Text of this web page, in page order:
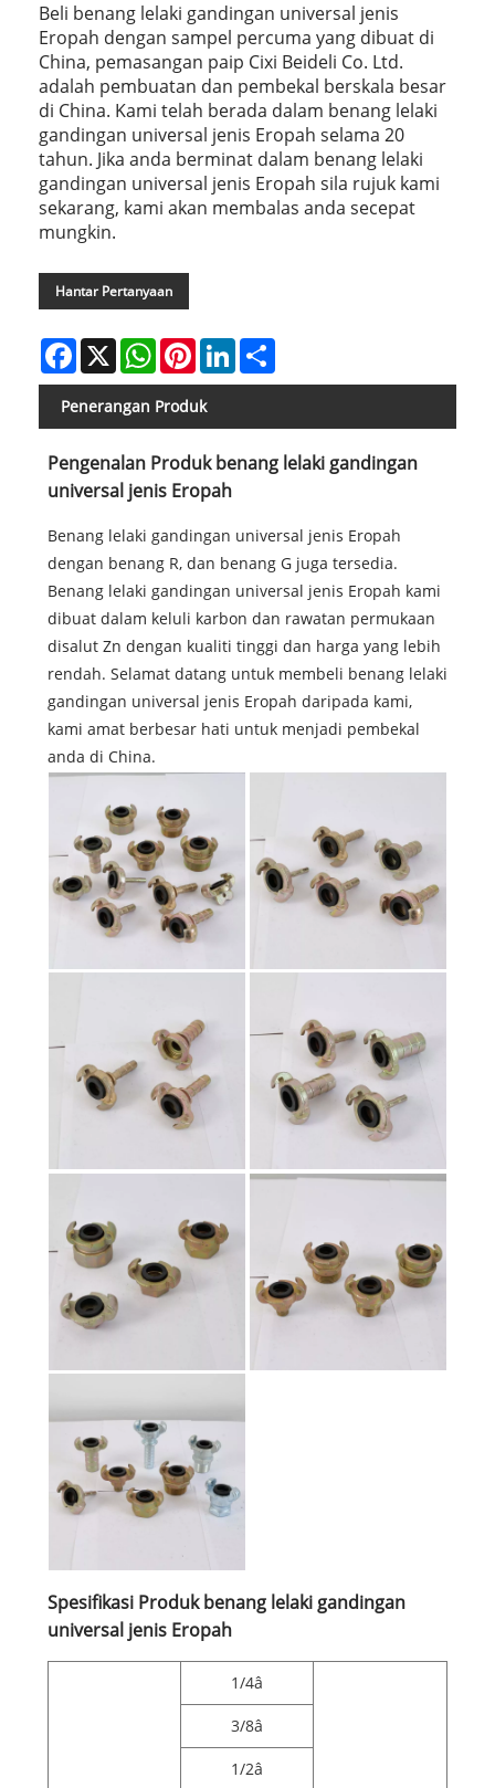
Beli benang lelaki gandingan universal jenis
Eropah dengan sampel percuma yang dibuat di
China, pemasangan paip Cixi Beideli Co. Ltd.
adalah pembuatan dan pembekal berskala besar
di China. Kami telah berada dalam benang lelaki
gandingan universal jenis Eropah selama 20
tahun. Jika anda berminat dalam benang lelaki
gandingan universal jenis Eropah sila rujuk kami
sekarang, kami akan membalas anda secepat
mungkin.
Hantar Pertanyaan
Facebook
X WhatsAppPinterestLinkedIn
Penerangan Produk
Pengenalan Produk benang lelaki gandingan
universal jenis Eropah
Benang lelaki gandingan universal jenis Eropah
dengan benang R, dan benang G juga tersedia.
Benang lelaki gandingan universal jenis Eropah kami
dibuat dalam keluli karbon dan rawatan permukaan
disalut Zn dengan kualiti tinggi dan harga yang lebih
rendah. Selamat datang untuk membeli benang lelaki
gandingan universal jenis Eropah daripada kami,
kami amat berbesar hati untuk menjadi pembekal
anda di China.
Spesifikasi Produk benang lelaki gandingan
universal jenis Eropah
1/4â
3/8â
1/2â